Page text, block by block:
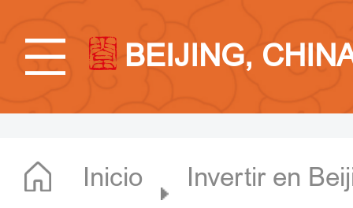
BEIJING,
Inicio
Invertir en